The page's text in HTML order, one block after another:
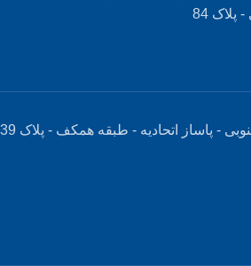
84
- پاساز اتحادیه - طبقه همکف - پلاک 39